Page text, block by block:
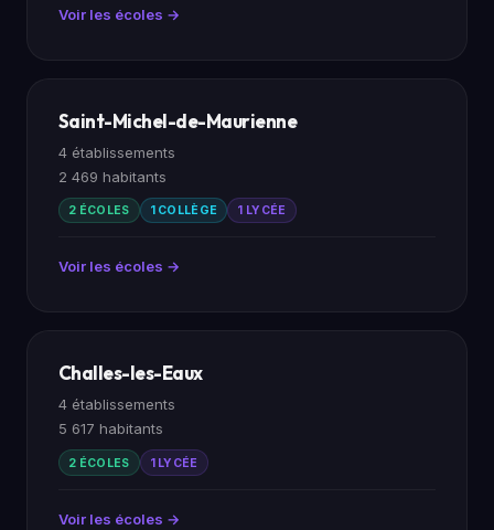
Voir les écoles →
Saint-Michel-de-Maurienne
4 établissements
2 469 habitants
2 ÉCOLES 1 COLLÈGE 1 LYCÉE
Voir les écoles →
Challes-les-Eaux
4 établissements
5 617 habitants
2 ÉCOLES 1 LYCÉE
Voir les écoles →